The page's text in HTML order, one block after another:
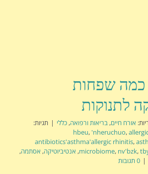
כמה שפחות
לתנוקות
אורח חיים, בריאות ורפואה, כללי | תגיות:
, 'nheruchuo,
antibiotics'asthma'allergic rhinitis,
microbiome, nv'bzk,
, אנטיביוטיקה, אסתמה,
| 0 תגובות